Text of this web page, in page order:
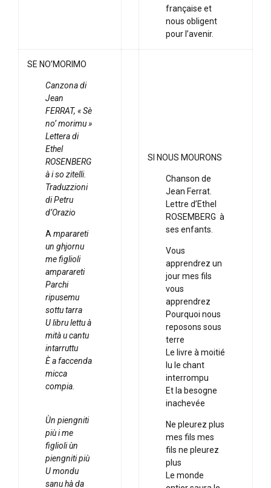
française et
nous obligent
pour l’avenir.
SE NO’MORIMO
Canzona di
Jean
FERRAT, « Sè
no’ morimu »
Lettera di
Ethel
ROSENBERG
à i so zitelli.
Traduzzioni
di Petru
d’Orazio
A mparareti
un ghjornu
me figlioli
amparareti
Parchi
ripusemu
sottu tarra
U libru lettu à
mità u cantu
intarruttu
È a faccenda
micca
compia.
Ùn piengniti
più i me
figlioli ùn
piengniti più
U mondu
sanu hà da
SI NOUS MOURONS
Chanson de
Jean Ferrat.
Lettre d’Ethel
ROSEMBERG à
ses enfants.
Vous
apprendrez un
jour mes fils
vous
apprendrez
Pourquoi nous
reposons sous
terre
Le livre à moitié
lu le chant
interrompu
Et la besogne
inachevée
Ne pleurez plus
mes fils mes
fils ne pleurez
plus
Le monde